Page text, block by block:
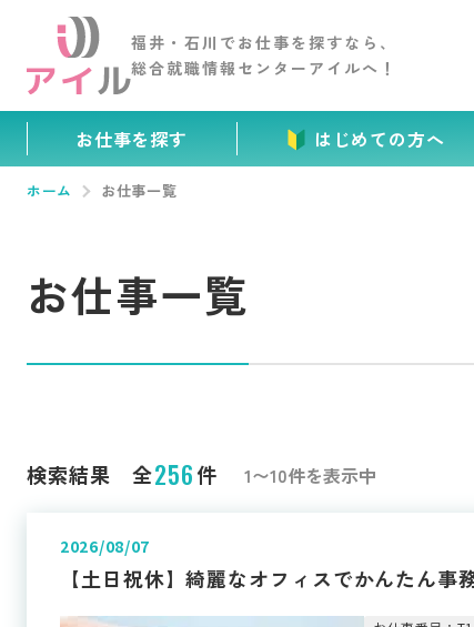
福井・石川でお仕事を探すなら、
総合就職情報センター アイルへ！
お仕事を探す はじめての方へ
ホーム お仕事一覧
お仕事一覧
検索結果 全256件 1〜10件を表示中
2026/08/07
【土日祝休】綺麗なオフィスでかんたん事